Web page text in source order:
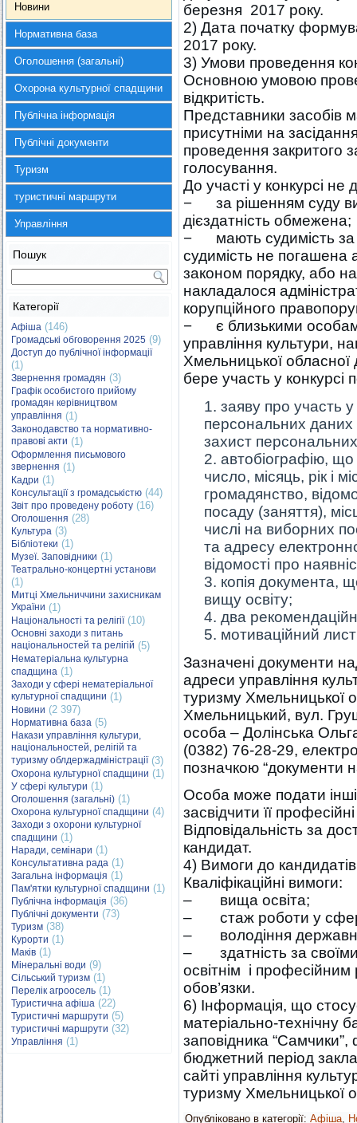
Новини
Нормативна база
Оголошення (загальні)
Охорона культурної спадщини
Публічна інформація
Публічні документи
Туризм
туристичні маршрути
Управління
Пошук
Категорії
Афіша (146)
Громадські обговорення 2025 (9)
Доступ до публічної інформації
(1)
Звернення громадян (3)
Графік особистого прийому
громадян керівництвом
управління (1)
Законодавство та нормативно-
правові акти (1)
Оформлення письмового
звернення (1)
Кадри (1)
Консультації з громадськістю (44)
Звіт про проведену роботу (16)
Оголошення (28)
Культура (3)
Бібліотеки (1)
Музеї. Заповідники (1)
Театрально-концертні установи
(1)
Митці Хмельниччини захисникам
України (1)
Національності та релігії(10)
Основні заходи з питань
національностей та релігій (5)
Нематеріальна культурна
спадщина (1)
Заходи у сфері нематеріальної
культурної спадщини (1)
Новини (2 397)
Нормативна база (5)
Накази управління культури,
національностей, релігій та
туризму облдержадміністрації(3)
Охорона культурної спадщини (1)
У сфері культури (1)
Оголошення (загальні) (1)
Охорона культурної спадщини (4)
Заходи з охорони культурної
спадщини (1)
Наради, семінари (1)
Консультативна рада (1)
Загальна інформація (1)
Пам'ятки культурної спадщини (1)
Публічна інформація (36)
Публічні документи (73)
Туризм (38)
Курорти (1)
Маків (1)
Мінеральні води (9)
Сільський туризм (1)
Перелік агроосель (1)
Туристична афіша (22)
Туристичні маршрути (5)
туристичні маршрути (32)
Управління (1)
березня 2017 року.
2) Дата початку
2017 року.
3) Умови проведення
Основною умовою
відкритість.
Представники засобів
присутніми на
проведення закритого
голосування.
До участі у конкурсі не
− за рішенням суду
дієздатність обмежена;
− мають судимість за
судимість не
законом порядку, або
накладалося
корупційного
− є близькими особами
управління культури,
Хмельницької обласної
бере участь у конкурсі
заяву про участь
персональних даних
захист
автобіографію, що
число, місяць, рік і
громадянство,
посаду (заняття),
числі на виборних
та адресу
відомості про
копія документа,
вищу освіту;
два
мотиваційний
Зазначені документи
адреси управління
туризму Хмельницької
Хмельницький, вул.
особа – Долінська
(0382) 76-28-29,
позначкою “документи
Особа може подати
засвідчити її
Відповідальність за
кандидат.
4) Вимоги до кандидатів
Кваліфікаційні вимоги:
– вища освіта;
– стаж роботи у сфері
– володіння
– здатність за своїми
освітнім і професійним
обов’язки.
6) Інформація, що
матеріально-технічну
заповідника “Самчики”,
бюджетний період
сайті управління
туризму Хмельницької
Опубліковано в категорії: Афіша,